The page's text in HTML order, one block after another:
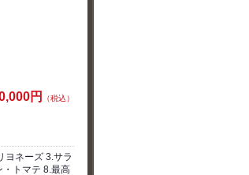
円 （税込）
ヨネーズ 3.サラ
・トマテ 8.最高